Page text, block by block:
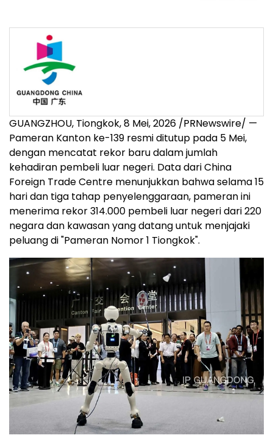
GUANGZHOU, Tiongkok,8 Mei, 2026 /PRNewswire/ —
Pameran Kanton ke-139 resmi ditutup pada 5 Mei,
dengan mencatat rekor baru dalam jumlah
kehadiran pembeli luar negeri. Data dari China
Foreign Trade Centre menunjukkan bahwa selama 15
hari dan tiga tahap penyelenggaraan, pameran ini
menerima rekor 314.000 pembeli luar negeri dari 220
negara dan kawasan yang datang untuk menjajaki
peluang di "Pameran Nomor 1 Tiongkok".